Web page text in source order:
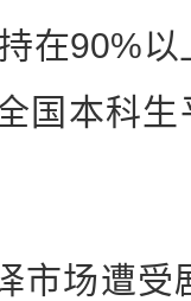
在90%
国本科
场遭受